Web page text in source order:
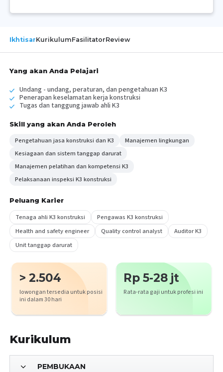
IkhtisarKurikulumFasilitatorReview
Yang akan Anda Pelajari
Undang - undang, peraturan, dan pengetahuan K3
Penerapan keselamatan kerja konstruksi
Tugas dan tanggung jawab ahli K3
Skill yang akan Anda Peroleh
Pengetahuan jasa konstruksi dan K3
Manajemen lingkungan
Kesiagaan dan sistem tanggap darurat
Manajemen pelatihan dan kompetensi K3
Pelaksanaan inspeksi K3 konstruksi
Peluang Karier
Tenaga ahli K3 konstruksi
Pengawas K3 konstruksi
Health and safety engineer
Quality control analyst
Auditor K3
Unit tanggap darurat
> 2.504
lowongan tersedia untuk posisi
ini dalam 30 hari
Rp 5-28 jt
Rata-rata gaji untuk profesi ini
Kurikulum
PEMBUKAAN